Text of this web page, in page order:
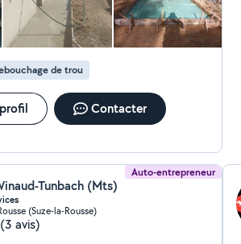
de trou
Contacter
Auto-entrepreneur
Tunbach (Mts)
(Suze-la-Rousse)
(3 avis)